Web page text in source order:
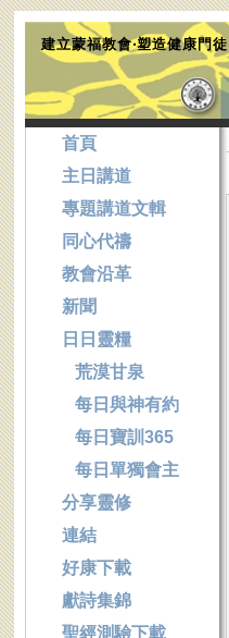
建立蒙福教會‧塑造健康門徒
首頁
主日講道
專題講道文輯
同心代禱
教會沿革
新聞
日日靈糧
荒漠甘泉
每日與神有約
每日寶訓365
每日單獨會主
分享靈修
連結
好康下載
獻詩集錦
聖經測驗下載